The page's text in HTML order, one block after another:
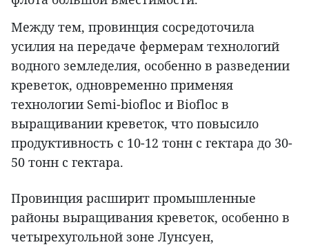
Между тем, провинция сосредоточила
усилия на передаче фермерам технологий
водного земледелия, особенно в разведении
креветок, одновременно применяя
технологии Semi-biofloc и Biofloc в
выращивании креветок, что повысило
продуктивность с 10-12 тонн с гектара до 30-
50 тонн с гектара.
Провинция расширит промышленные
районы выращивания креветок, особенно в
четырехугольной зоне Лунсуен,